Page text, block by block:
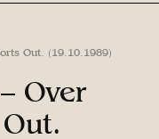
Out. (19.10.1989)
Over